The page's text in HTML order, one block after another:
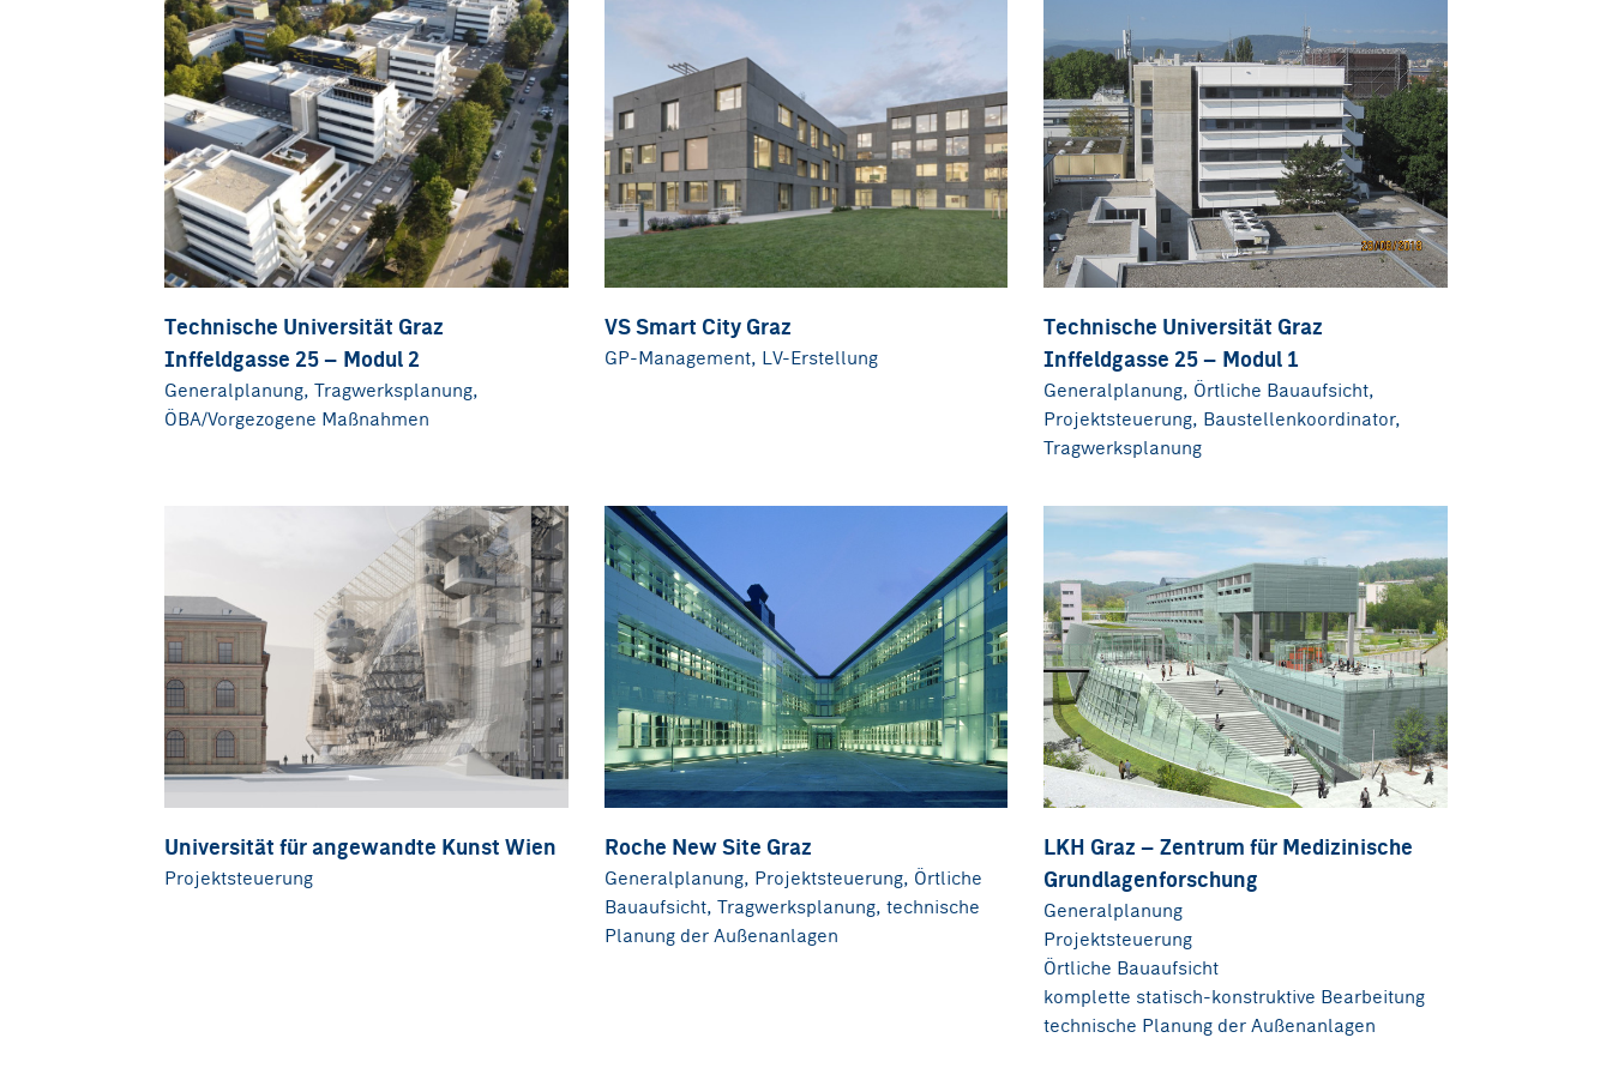
Technische Universität Graz
Inffeldgasse 25 – Modul 2
Generalplanung, Tragwerksplanung,
ÖBA/Vorgezogene Maßnahmen
VS Smart City Graz
GP-Management, LV-Erstellung
Technische Universität Graz
Inffeldgasse 25 – Modul 1
Generalplanung, Örtliche Bauaufsicht,
Projektsteuerung, Baustellenkoordinator,
Tragwerksplanung
Universität für angewandte Kunst Wien
Projektsteuerung
Roche New Site Graz
Generalplanung, Projektsteuerung, Örtliche
Bauaufsicht, Tragwerksplanung, technische
Planung der Außenanlagen
LKH Graz – Zentrum für Medizinische
Grundlagenforschung
Generalplanung
Projektsteuerung
Örtliche Bauaufsicht
komplette statisch-konstruktive Bearbeitung
technische Planung der Außenanlagen